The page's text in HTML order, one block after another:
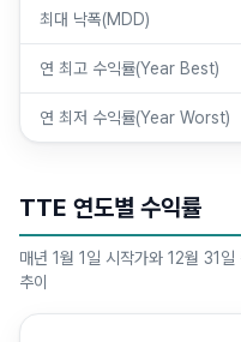
최대 낙폭(MDD)
연 최고 수익률(Year Best)
연 최저 수익률(Year Worst)
TTE 연도별 수익률
매년 1월 1일 시작가와 12월 31
추이